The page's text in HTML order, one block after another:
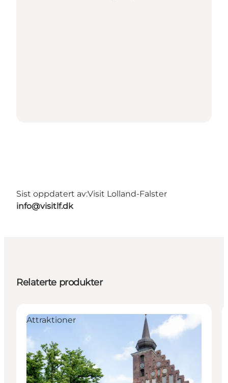
Sist oppdatert av:Visit Lolland-Falster
info@visitlf.dk
Relaterte produkter
Attraktioner